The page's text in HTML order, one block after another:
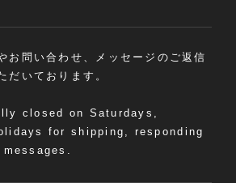
お問い合わせ、メッセージのご返信
だいております。
closed on Saturdays,
for shipping, responding